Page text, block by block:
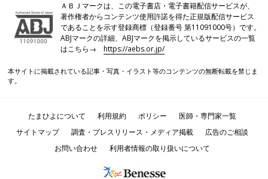
ＡＢＪマークは、この電子書店・電子書籍配信サービスが、
著作権者からコンテンツ使用許諾を得た正規版配信サービス
であることを示す登録商標（登録番号 第11091000号）です。
ABJマークの詳細、ABJマークを掲示しているサービスの一覧
はこちら→https://aebs.or.jp/
本サイトに掲載されている記事・写真・イラスト等のコンテンツの無断転載を禁じま
す。
たまひよについて 利用規約 ポリシー
医師・専門家一覧
サイトマップ
調査・プレスリリース・メディア掲載
広告のご相談
お問い合わせ
利用者情報の取り扱いについて